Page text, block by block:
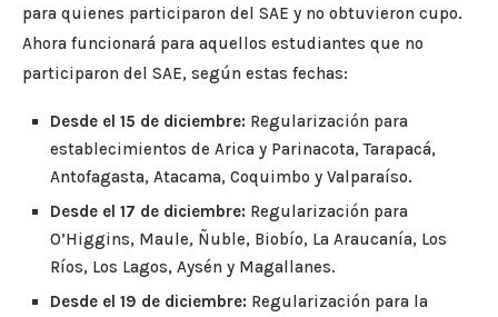
para quienes participaron del SAE y no obtuvieron cupo.
Ahora funcionará para aquellos estudiantes que no
participaron del SAE, según estas fechas:
Desde el 15 de diciembre: Regularización para
establecimientos de Arica y Parinacota, Tarapacá,
Antofagasta, Atacama, Coquimbo y Valparaíso.
Desde el 17 de diciembre: Regularización para
O’Higgins, Maule, Ñuble, Biobío, La Araucanía, Los
Ríos, Los Lagos, Aysén y Magallanes.
Desde el 19 de diciembre: Regularización para la